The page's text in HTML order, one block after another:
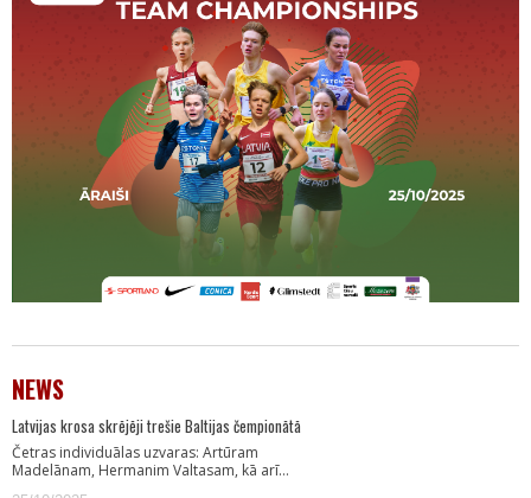
NEWS
Latvijas krosa skrējēji trešie Baltijas čempionātā
Četras individuālas uzvaras: Artūram
Madelānam, Hermanim Valtasam, kā arī…